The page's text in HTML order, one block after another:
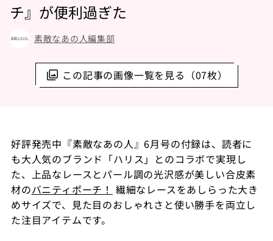
この記事の画像一覧を見る（07枚）
チ』が便利過ぎた
素敵なあの人編集部
好評発売中『素敵なあの人』6月号の付録は、読者に
も大人気のブランド「ハリス」とのコラボで実現し
た、上品なレースとパール調の光沢感が美しい合皮素
材のバニティポーチ！ 繊細なレースをあしらった大き
めサイズで、見た目のおしゃれさと使い勝手を両立し
た注目アイテムです。